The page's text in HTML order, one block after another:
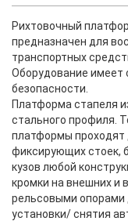
Рихтовочный
предназначен для
транспортных
Оборудование имеет
безопасности.
Платформа стапеля
стального профиля.
платформы проходят
фиксирующих стоек,
кузов любой
кромки на внешних и
рельсовыми опорами
установки/ снятия